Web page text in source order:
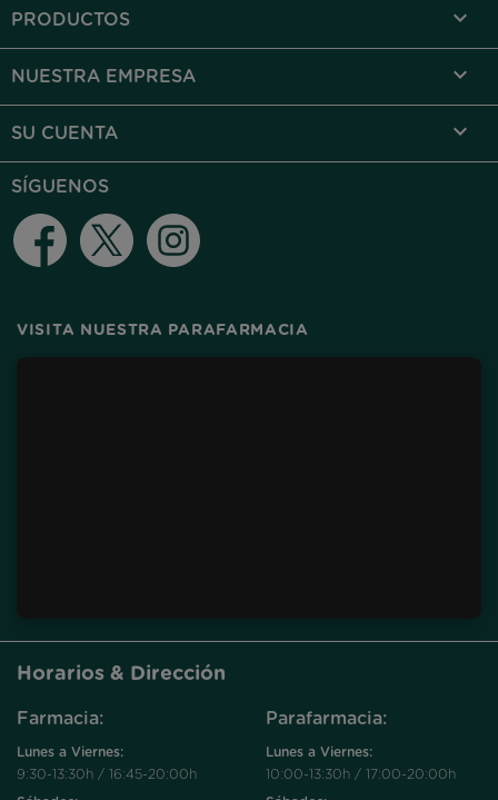
PRODUCTOS 
NUESTRA EMPRESA 
SU CUENTA 
SÍGUENOS
Facebook Twitter
VISITA NUESTRA PARAFARMACIA
Horarios & Dirección
Farmacia:
Lunes a Viernes:
9:30-13:30h / 16:45-20:00h
Parafarmacia:
Lunes a Viernes:
10:00-13:30h / 17:00-20:00h